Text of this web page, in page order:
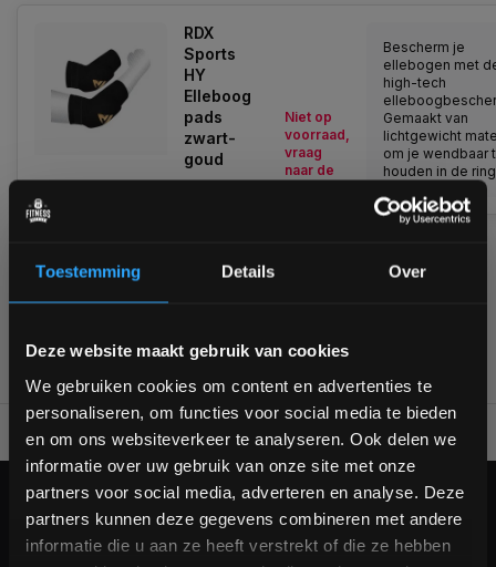
Toestemming Details Over
Deze website maakt gebruik van cookies
We gebruiken cookies om content en advertenties te
personaliseren, om functies voor social media te bieden
en om ons websiteverkeer te analyseren. Ook delen we
informatie over uw gebruik van onze site met onze
partners voor social media, adverteren en analyse. Deze
partners kunnen deze gegevens combineren met andere
informatie die u aan ze heeft verstrekt of die ze hebben
RDX
Sports
HY
Elleboog
pads
zwart-
goud
€23,99
Niet op
voorraad,
vraag
naar de
Bescherm je
ellebogen met
high-tech
Gemaakt van
lichtgewicht
om je wendbaar
houden in de
1
Voor 95% direct uit voorraad geleverd Professionele
Veelgestelde vragen
Bam! 5% korting op je volgende
Schrijf je in voor onze nieuwsbrief om op de hoogte te
blijven over onze nieuwe producten, deals en meer
interessante info. Ontvang 5% korting op je eerstvolgende
aankoop! 😀